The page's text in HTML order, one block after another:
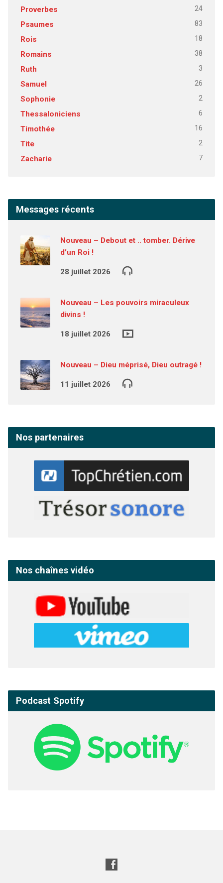
Proverbes 24
Psaumes 83
Rois 18
Romains 38
Ruth 3
Samuel 26
Sophonie 2
Thessaloniciens 6
Timothée 16
Tite 2
Zacharie 7
Messages récents
Nouveau – Debout et .. tomber. Dérive
d’un Roi !
28 juillet 2026
Nouveau – Les pouvoirs miraculeux
divins !
18 juillet 2026
Nouveau – Dieu méprisé, Dieu outragé !
11 juillet 2026
Nos partenaires
Nos chaînes vidéo
Podcast Spotify